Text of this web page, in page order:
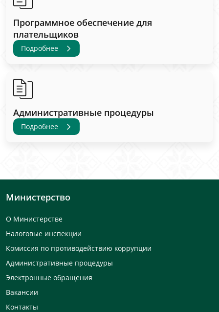
Программное обеспечение для
плательщиков
Подробнее
Административные процедуры
Подробнее
Министерство
О Министерстве
Налоговые инспекции
Комиссия по противодействию коррупции
Административные процедуры
Электронные обращения
Вакансии
Контакты